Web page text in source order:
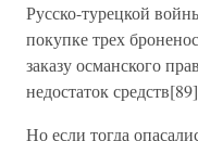
Русско-турецкой
покупке трех
заказу османского
недостаток
Но если тогда